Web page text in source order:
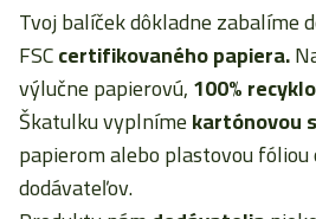
Tvoj balíček dôkladne zabalíme
FSCcertifikovaného papiera.
výlučne papierovú,100%
Škatulku vyplnímekartónovou
papierom alebo plastovou fóliou
dodávateľov.